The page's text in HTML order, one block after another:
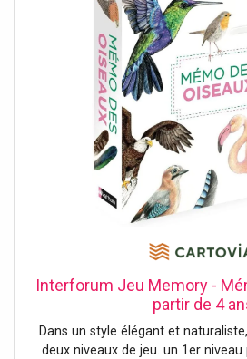
Interforum Jeu Memory -
partir de 4
Dans un style élégant et
deux niveaux de jeu. un 1er